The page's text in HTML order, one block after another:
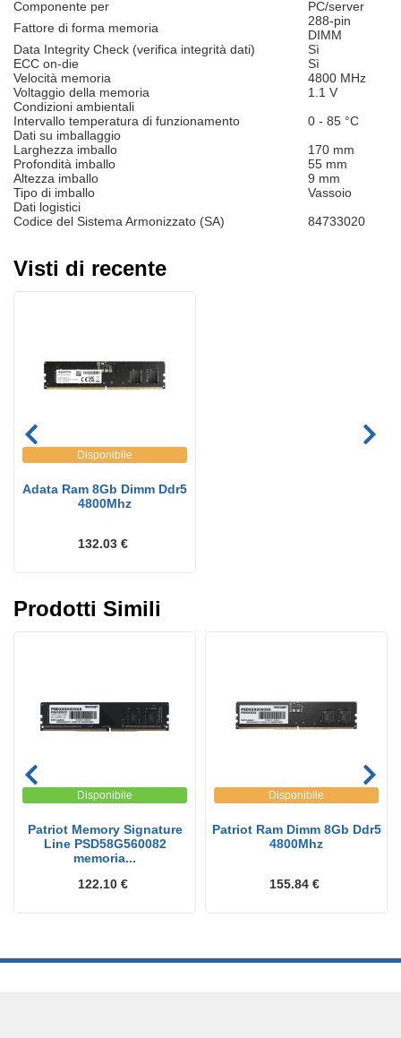
Componente per
PC/server
Fattore di forma memoria
288-pin
DIMM
Data Integrity Check (verifica integrità dati)
Sì
ECC on-die
Sì
Velocità memoria
4800 MHz
Voltaggio della memoria
1.1 V
Condizioni ambientali
Intervallo temperatura di funzionamento
0 - 85 °C
Dati su imballaggio
Larghezza imballo
170 mm
Profondità imballo
55 mm
Altezza imballo
9 mm
Tipo di imballo
Vassoio
Dati logistici
Codice del Sistema Armonizzato (SA)
84733020
Visti di recente
Disponibile
Adata Ram 8Gb Dimm Ddr5
4800Mhz
132.03 €
Prodotti Simili
Disponibile
Patriot Memory Signature
Line PSD58G560082
memoria...
122.10 €
Disponibile
Patriot Ram Dimm 8Gb Ddr5
4800Mhz
155.84 €